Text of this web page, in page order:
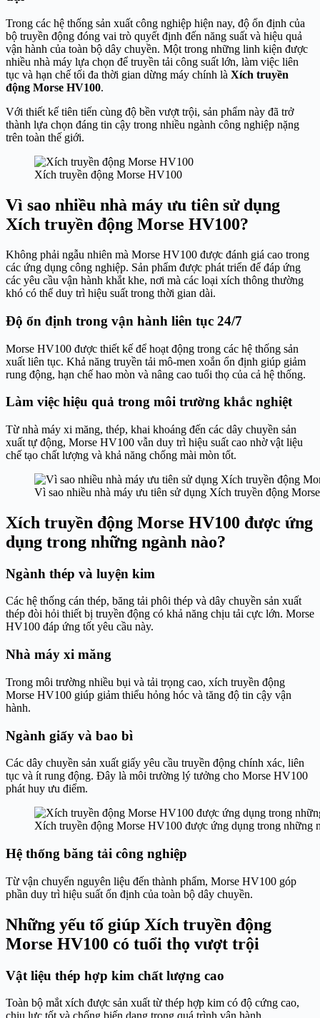
Trong các hệ thống sản xuất công nghiệp hiện nay, độ ổn định của
bộ truyền động đóng vai trò quyết định đến năng suất và hiệu quả
vận hành của toàn bộ dây chuyền. Một trong những linh kiện được
nhiều nhà máy lựa chọn để truyền tải công suất lớn, làm việc liên
tục và hạn chế tối đa thời gian dừng máy chính là Xích truyền
động Morse HV100.
Với thiết kế tiên tiến cùng độ bền vượt trội, sản phẩm này đã trở
thành lựa chọn đáng tin cậy trong nhiều ngành công nghiệp nặng
trên toàn thế giới.
Xích truyền động Morse HV100
Vì sao nhiều nhà máy ưu tiên sử dụng
Xích truyền động Morse HV100?
Không phải ngẫu nhiên mà Morse HV100 được đánh giá cao trong
các ứng dụng công nghiệp. Sản phẩm được phát triển để đáp ứng
các yêu cầu vận hành khắt khe, nơi mà các loại xích thông thường
khó có thể duy trì hiệu suất trong thời gian dài.
Độ ổn định trong vận hành liên tục 24/7
Morse HV100 được thiết kế để hoạt động trong các hệ thống sản
xuất liên tục. Khả năng truyền tải mô-men xoắn ổn định giúp giảm
rung động, hạn chế hao mòn và nâng cao tuổi thọ của cả hệ thống.
Làm việc hiệu quả trong môi trường khắc nghiệt
Từ nhà máy xi măng, thép, khai khoáng đến các dây chuyền sản
xuất tự động, Morse HV100 vẫn duy trì hiệu suất cao nhờ vật liệu
chế tạo chất lượng và khả năng chống mài mòn tốt.
Vì sao nhiều nhà máy ưu tiên sử dụng Xích truyền động
Xích truyền động Morse HV100 được ứng
dụng trong những ngành nào?
Ngành thép và luyện kim
Các hệ thống cán thép, băng tải phôi thép và dây chuyền sản xuất
thép đòi hỏi thiết bị truyền động có khả năng chịu tải cực lớn. Morse
HV100 đáp ứng tốt yêu cầu này.
Nhà máy xi măng
Trong môi trường nhiều bụi và tải trọng cao, xích truyền động
Morse HV100 giúp giảm thiểu hỏng hóc và tăng độ tin cậy vận
hành.
Ngành giấy và bao bì
Các dây chuyền sản xuất giấy yêu cầu truyền động chính xác, liên
tục và ít rung động. Đây là môi trường lý tưởng cho Morse HV100
phát huy ưu điểm.
Xích truyền động Morse HV100 được ứng dụng trong những
Hệ thống băng tải công nghiệp
Từ vận chuyển nguyên liệu đến thành phẩm, Morse HV100 góp
phần duy trì hiệu suất ổn định của toàn bộ dây chuyền.
Những yếu tố giúp Xích truyền động
Morse HV100 có tuổi thọ vượt trội
Vật liệu thép hợp kim chất lượng cao
Toàn bộ mắt xích được sản xuất từ thép hợp kim có độ cứng cao,